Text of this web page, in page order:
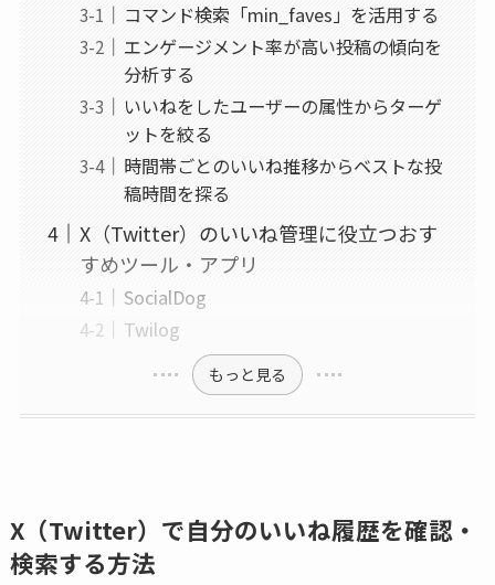
コマンド検索「min_faves」を活用する
エンゲージメント率が高い投稿の傾向を
分析する
いいねをしたユーザーの属性からターゲ
ットを絞る
時間帯ごとのいいね推移からベストな投
稿時間を探る
X（Twitter）のいいね管理に役立つおす
すめツール・アプリ
SocialDog
Twilog
もっと見る
X（Twitter） で自分のいいね履歴を確認・
検索する方法